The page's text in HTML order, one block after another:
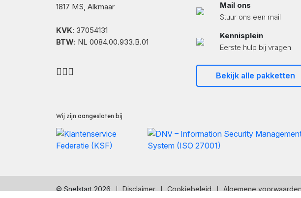
1817 MS, Alkmaar
KVK: 37054131
BTW: NL 0084.00.933.B.01
Mail ons
Stuur ons een mail
Kennisplein
Eerste hulp bij vragen
Bekijk alle pakketten
Wij zijn aangesloten bij
© Snelstart 2026 Disclaimer Cookiebeleid Algemene voorwaarden